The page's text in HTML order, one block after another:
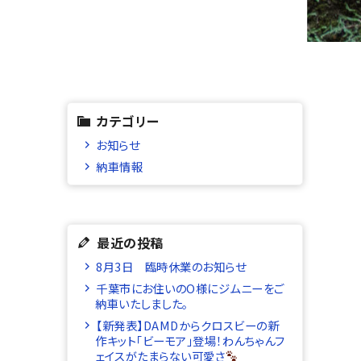
カテゴリー
お知らせ
納車情報
最近の投稿
8月3日 臨時休業のお知らせ
千葉市にお住いのO様にジムニーをご
納車いたしました。
【新発表】DAMDからクロスビーの新
作キット「ビーモア」登場！わんちゃんフ
ェイスがたまらない可愛さ